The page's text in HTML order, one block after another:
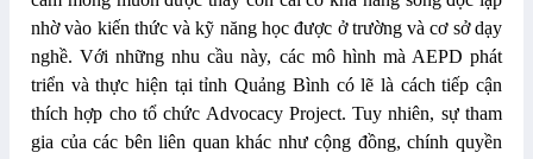
nhờ vào kiến thức và kỹ năng học được ở trường và cơ sở dạy
nghề. Với những nhu cầu này, các mô hình mà AEPD phát
triển và thực hiện tại tỉnh Quảng Bình có lẽ là cách tiếp cận
thích hợp cho tổ chức Advocacy Project. Tuy nhiên, sự tham
gia của các bên liên quan khác như cộng đồng, chính quyền